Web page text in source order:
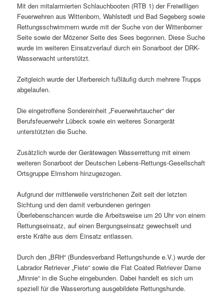
Mit den mitalarmierten Schlauchbooten (RTB 1) der Freiwilligen
Feuerwehren aus Wittenborn, Wahlstedt und Bad Segeberg sowie
Rettungsschwimmern wurde mit der Suche von der Wittenborner
Seite sowie der Mözener Seite des Sees begonnen. Diese Suche
wurde im weiteren Einsatzverlauf durch ein Sonarboot der DRK-
Wasserwacht unterstützt.
Zeitgleich wurde der Uferbereich fußläufig durch mehrere Trupps
abgelaufen.
Die eingetroffene Sondereinheit „Feuerwehrtaucher“ der
Berufsfeuerwehr Lübeck sowie ein weiteres Sonargerät
unterstützten die Suche.
Zusätzlich wurde der Gerätewagen Wasserrettung mit einem
weiteren Sonarboot der Deutschen Lebens-Rettungs-Gesellschaft
Ortsgruppe Elmshorn hinzugezogen.
Aufgrund der mittlerweile verstrichenen Zeit seit der letzten
Sichtung und den damit verbundenen geringen
Überlebenschancen wurde die Arbeitsweise um 20 Uhr von einem
Rettungseinsatz, auf einen Bergungseinsatz gewechselt und
erste Kräfte aus dem Einsatz entlassen.
Durch den „BRH“ (Bundesverband Rettungshunde e.V.) wurde der
Labrador Retriever „Fiete“ sowie die Flat Coated Retriever Dame
„Minnie“ in die Suche eingebunden. Dabei handelt es sich um
speziell für die Wasserortung ausgebildete Rettungshunde.